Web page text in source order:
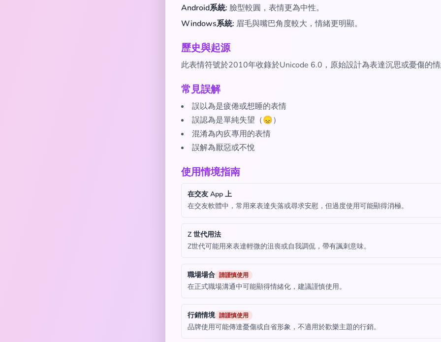
Android系統: 臉型較圓，表情更為中性。
Windows系統: 眉毛與嘴巴角度較大，情緒更明顯。
歷史與起源
此表情符號於2010年收錄於Unicode 6.0，原始設計為表達沉思或憂傷的
常見誤解
誤以為是疲倦或想睡的表情
誤認為是單純失望（😞）
混淆為內疚專用的表情
誤解為厭惡或不悅
使用情境指南
在交友 App 上
在交友軟體中，常用來表達失落或尋求安慰，但過度使用可能顯得消極。
Z 世代用法
Z世代可能用來表達輕微的沮喪或自我調侃，帶有諷刺意味。
職場場合 請謹慎使用
在正式職場溝通中可能顯得情緒化，建議謹慎使用。
行銷情境 請謹慎使用
品牌使用可能傳達憂傷或自省形象，不適用於歡樂主題的行銷。